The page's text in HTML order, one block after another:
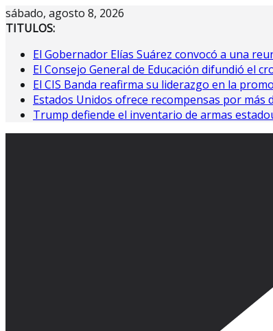
Saltar
al
sábado, agosto 8, 2026
TITULOS:
El Gobernador Elías Suárez convocó a una
El Consejo General de Educación difundió el
El CIS Banda reafirma su liderazgo en la
Estados Unidos ofrece recompensas por más
Trump defiende el inventario de armas